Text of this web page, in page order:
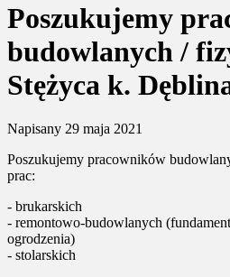
Poszukujemy
budowlanych /
Stężyca k.
Napisany 29 maja 2021
Poszukujemy pracowników
prac:
- brukarskich
- remontowo-budowlanych
ogrodzenia)
- stolarskich